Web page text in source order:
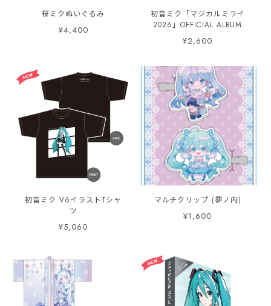
桜ミクぬいぐるみ
¥4,400
初音ミク「マジカルミライ
2026」OFFICIAL ALBUM
¥2,600
初音ミク V6イラストTシャ
ツ
¥5,060
マルチクリップ (夢ノ内)
¥1,600